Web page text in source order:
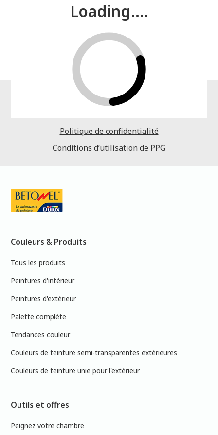
Loading....
Catégories de couleurs
Accueil
Politique de confidentialité
Conditions d’utilisation de PPG
Couleurs & Produits
Tous les produits
Peintures d'intérieur
Peintures d'extérieur
Palette complète
Tendances couleur
Couleurs de teinture semi-transparentes extérieures
Couleurs de teinture unie pour l'extérieur
Outils et offres
Peignez votre chambre